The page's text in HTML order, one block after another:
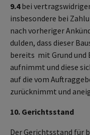
9.4bei
insbesondere bei
nach vorheriger
dulden, dass dieser
bereits mit Grund und
aufnimmt und diese
auf die vom
zurücknimmt und
10. Gerichtsstand
Der Gerichtsstand für